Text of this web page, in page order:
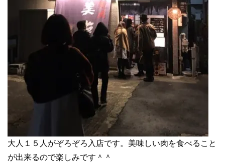
大人１５人がぞろぞろ入店です。美味しい肉を食べること
が出来るので楽しみです＾＾